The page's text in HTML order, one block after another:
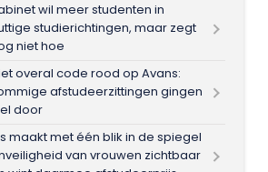
wil meer studenten in
studierichtingen, maar zegt
niet hoe
overal code rood op Avans:
afstudeerzittingen gingen
door
maakt met één blik in de spiegel
van vrouwen zichtbaar